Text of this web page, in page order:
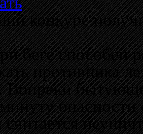
конкурс
беге способен
противника
Вопреки
опасности